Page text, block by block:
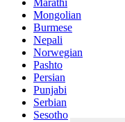
Marathi
Mongolian
Burmese
Nepali
Norwegian
Pashto
Persian
Punjabi
Serbian
Sesotho